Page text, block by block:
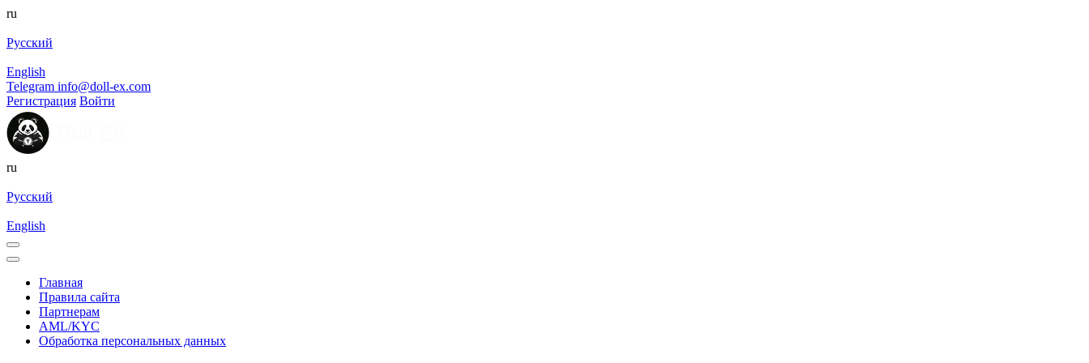
ru
Русский
English
Telegram info@doll-ex.com
Регистрация Войти
ru
Русский
English
Главная
Правила сайта
Партнерам
AML/KYC
Обработка персональных данных